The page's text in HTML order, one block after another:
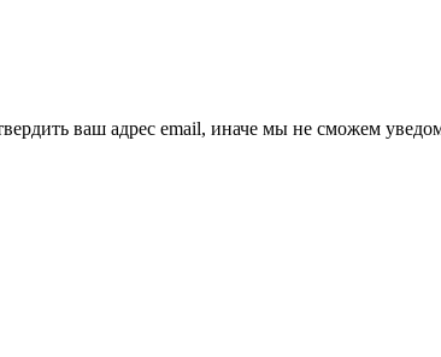
ваш адрес email, иначе мы не сможем